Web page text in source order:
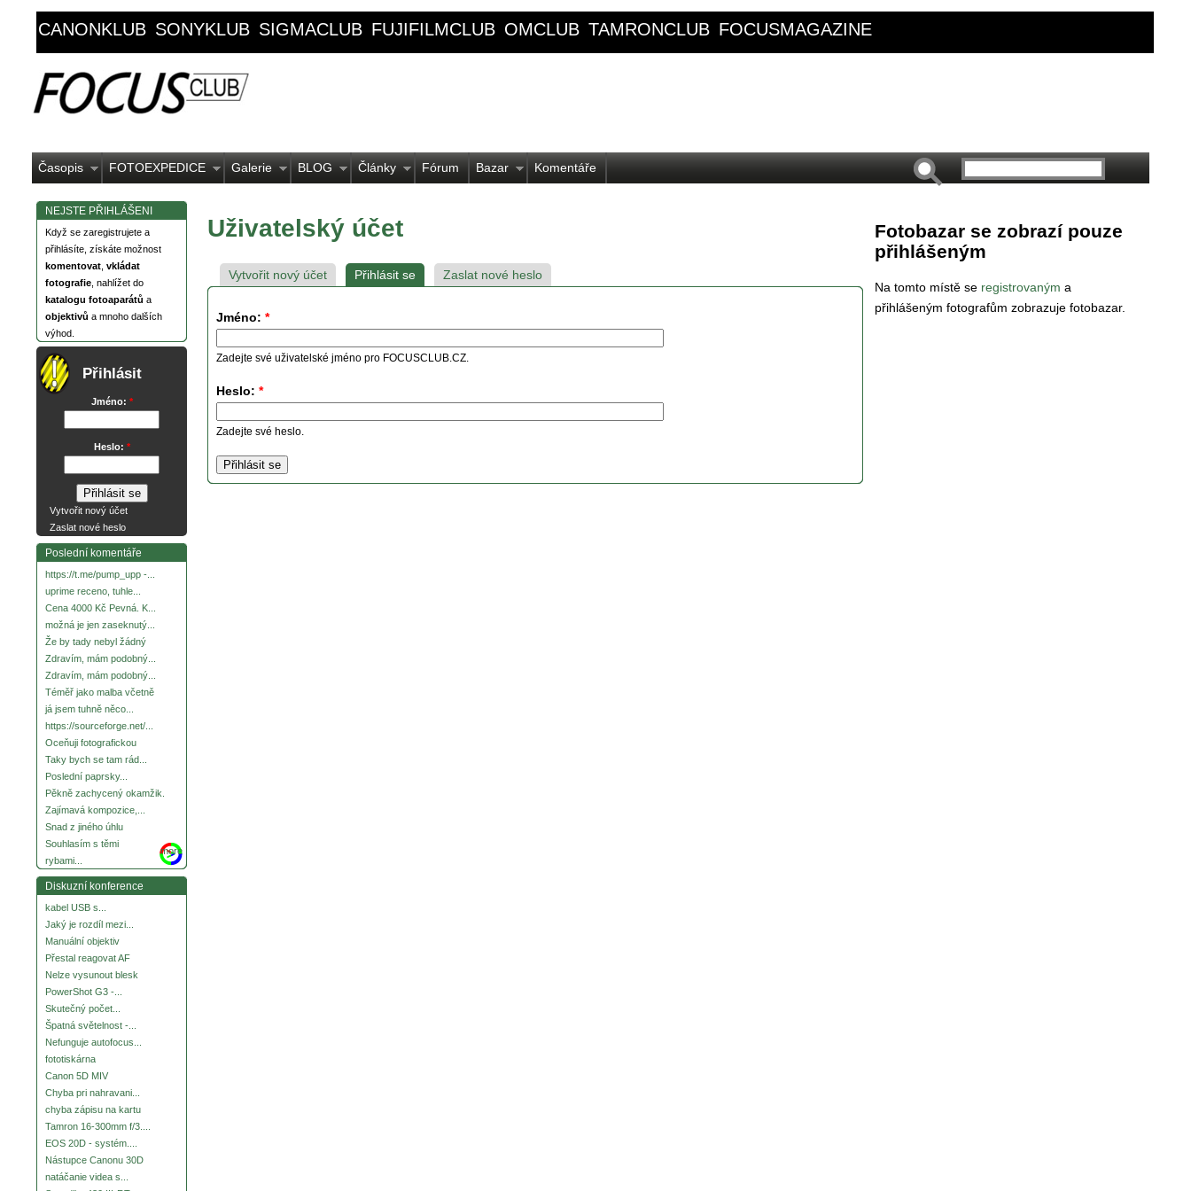
CANONKLUB SONYKLUB SIGMACLUB FUJIFILMCLUB OMCLUB TAMRONCLUB FOCUSMAGAZINE
Časopis FOTOEXPEDICE Galerie BLOG Články Fórum Bazar Komentáře
NEJSTE PŘIHLÁŠENI
Když se zaregistrujete a
přihlásíte, získáte možnost
komentovat vkládat
fotografie , nahlížet do
katalogu fotoaparátů a
objektivů a mnoho dalších
výhod.
Přihlásit
Jméno: *
Heslo: *
Vytvořit nový účet
Zaslat nové heslo
Poslední komentáře
https://t.me/pump_upp -...
uprime receno, tuhle...
Cena 4000 Kč Pevná. K...
možná je jen zaseknutý...
Že by tady nebyl žádný
Zdravím, mám podobný...
Zdravím, mám podobný...
Téměř jako malba včetně
já jsem tuhně něco...
https://sourceforge.net/...
Oceňuji fotografickou
Taky bych se tam rád...
Poslední paprsky...
Pěkně zachycený okamžik.
Zajímavá kompozice,...
Snad z jiného úhlu
Souhlasím s těmi
rybami...
more
Diskuzní konference
kabel USB s...
Jaký je rozdíl mezi...
Manuální objektiv
Přestal reagovat AF
Nelze vysunout blesk
PowerShot G3 -...
Skutečný počet...
Špatná světelnost -...
Nefunguje autofocus...
fototiskárna
Canon 5D MIV
Chyba pri nahravani...
chyba zápisu na kartu
Tamron 16-300mm f/3....
EOS 20D - systém....
Nástupce Canonu 30D
natáčanie videa s...
Uživatelský účet
Vytvořit nový účet Přihlásit se Zaslat nové heslo
Jméno: *
Zadejte své uživatelské jméno pro FOCUSCLUB.CZ.
Heslo: *
Zadejte své heslo.
Fotobazar se zobrazí pouze
přihlášeným
Na tomto místě se registrovaným a
přihlášeným fotografům zobrazuje fotobazar.